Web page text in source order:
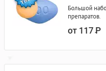
Большой
препаратов.
от 117Р